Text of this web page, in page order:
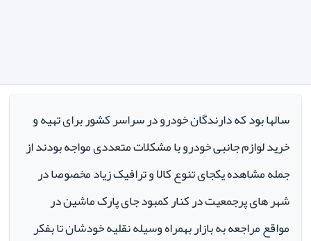
سالها بود که دارندگان خودرو در سراسر کشور برای تهیه و
خرید لوازم جانبی خودرو با مشکلات متعددی مواجه بودند از
جمله مشاهده یکجای تنوع کالا و ترافیک زیاد مخصوصا در
شهر های پرجمعیت در کنار کمبود جای پارک ماشین در
مواقع مراجعه به بازار بهمراه وسیله نقلیه خودشان تا بفکر